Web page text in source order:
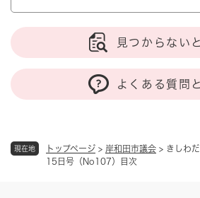
現在地 トップページ > 岸和田市議会 > きしわ
15日号（No107）目次
見つからない
よくある質問